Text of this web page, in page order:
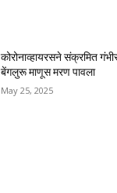
कोरोनाव्हायरसने संक्रमित
बेंगलुरू माणूस मरण पावला
May 25, 2025